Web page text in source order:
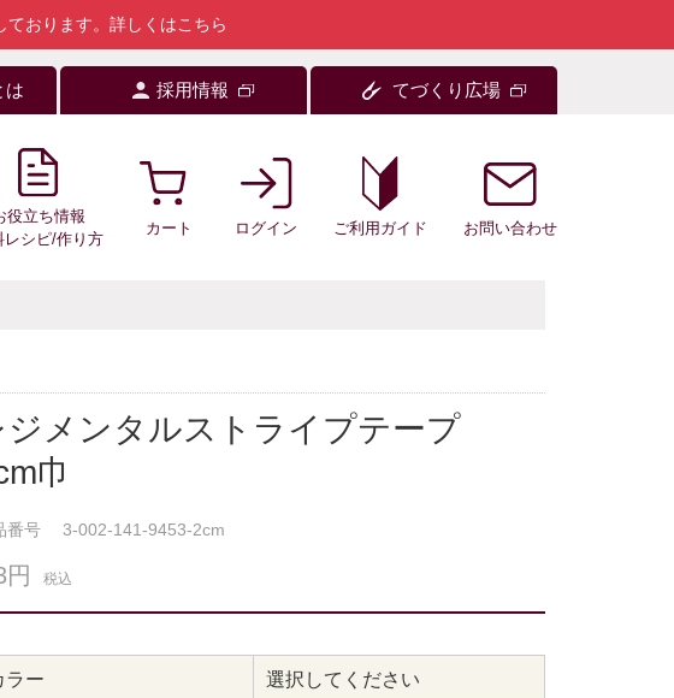
おります。 詳しくはこちら
は 採用情報 てづくり広場
役立ち情報
レシピ/作り方
カート ログイン ご利用ガイド お問い合わせ
ジメンタルストライプテープ
巾
番号 3-002-141-9453-2cm
円 税込
ラー 選択してください